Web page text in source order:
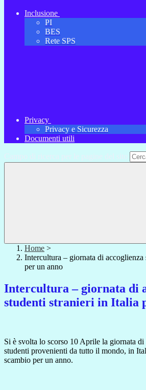
Inclusione
PI
BES
Rete SPS
Privacy
Privacy e Sicurezza
Documenti utili
Campo di ricerca per le pagine del sito
Home >
Intercultura – giornata di
per un anno
Intercultura – giornata di
studenti stranieri in Italia
Si è svolta lo scorso 10 Aprile la giornata
studenti provenienti da tutto il mondo, in
scambio per un anno.